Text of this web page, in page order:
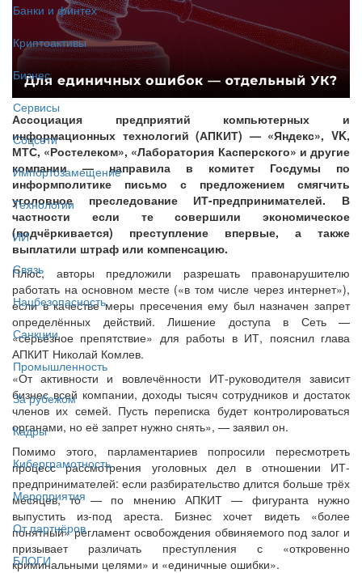
Банки и финтех
Криптоактивы
Бизнес
Сервисы
Соцсети
Импортозамещение
Технологии
ИИ
Связь
Нацбезопасность
Санкции
Промышленность
За рубежом
Кадры
Киберграмотность
Мероприятия
От партнёров
БЛОГИ
Ассоциация предприятий компьютерных и
информационных технологий (АПКИТ) — «Яндекс», VK,
МТС, «Ростелеком», «Лаборатория Касперского» и другие
компании — направила в комитет Госдумы по
информполитике письмо с предложением смягчить
уголовное преследование ИТ-предпринимателей. В
частности если те совершили экономическое
(подчёркивается) преступление впервые, а также
выплатили штраф или компенсацию.
Плюс, авторы предложили разрешать правонарушителю
работать на основном месте («в том числе через интернет»),
если в качестве меры пресечения ему был назначен запрет
определённых действий. Лишение доступа в Сеть —
«серьёзное препятствие» для работы в ИТ, пояснил глава
АПКИТ Николай Комлев.
«От активности и вовлечённости ИТ-руководителя зависит
бизнес всей компании, доходы тысяч сотрудников и достаток
членов их семей. Пусть переписка будет контролироваться
органами, но её запрет нужно снять», — заявил он.
Помимо этого, парламентариев попросили пересмотреть
процесс рассмотрения уголовных дел в отношении ИТ-
предпринимателей: если разбирательство длится больше трёх
месяцев, то — по мнению АПКИТ — фигуранта нужно
выпустить из-под ареста. Бизнес хочет видеть «более
понятный» регламент освобождения обвиняемого под залог и
призывает различать преступления с «откровенно
криминальными целями» и «единичные ошибки».